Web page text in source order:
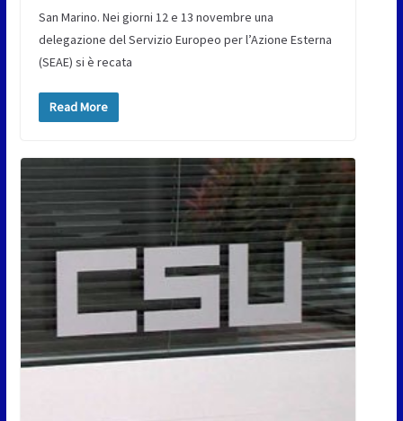
San Marino. Nei giorni 12 e 13 novembre una
delegazione del Servizio Europeo per l’Azione Esterna
(SEAE) si è recata
Read More